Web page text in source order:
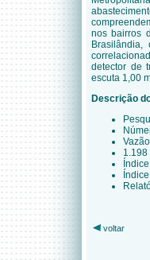
nos bairros
detector de
escuta 1,00
Descrição
voltar